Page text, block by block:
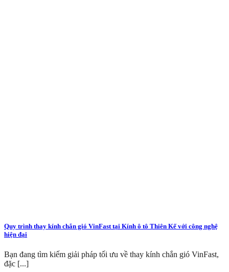
Quy trình thay kính chắn gió VinFast tại Kính ô tô Thiên Kế với công nghệ
hiện đại
Bạn đang tìm kiếm giải pháp tối ưu về thay kính chắn gió VinFast,
đặc [...]